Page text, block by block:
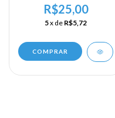
Viagem a Argentina
R$25,00
5x de R$5,72
COMPRAR